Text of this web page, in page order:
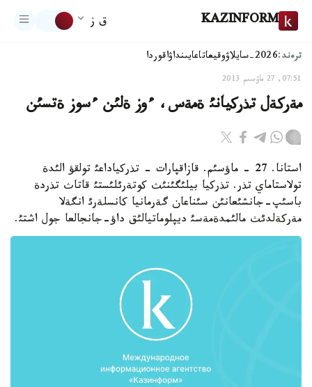
KAZINFORM ق ز
ترەند:2026-سايلاۋ وقيعاتاعايىنداۋاقوردا
07:51, 27 ماۋسىم 2013
مةرکةل تذرکيانئ ةمةس، ءوز ةلئن ءسوز ةتسئن
استانا. 27 - ماؤسئم. قازاقپارات - تذرکياداعئ تولقؤ الئدة
تولاستاماي تذر. تذرکيا بيلئگئنئث کوتةرئلئستئ قاتاث تذردة
باسئپ-جانشئعانئن سئناعان گةرمانيا کانسلةرئ انگةلا
مةرکةلدئث مالئمدةمةسئ ديپلوماتيالئق داؤ-جانجالعا جول اشتئ.